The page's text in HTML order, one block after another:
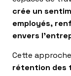
crée un
employés,
envers
Cette
rétention des